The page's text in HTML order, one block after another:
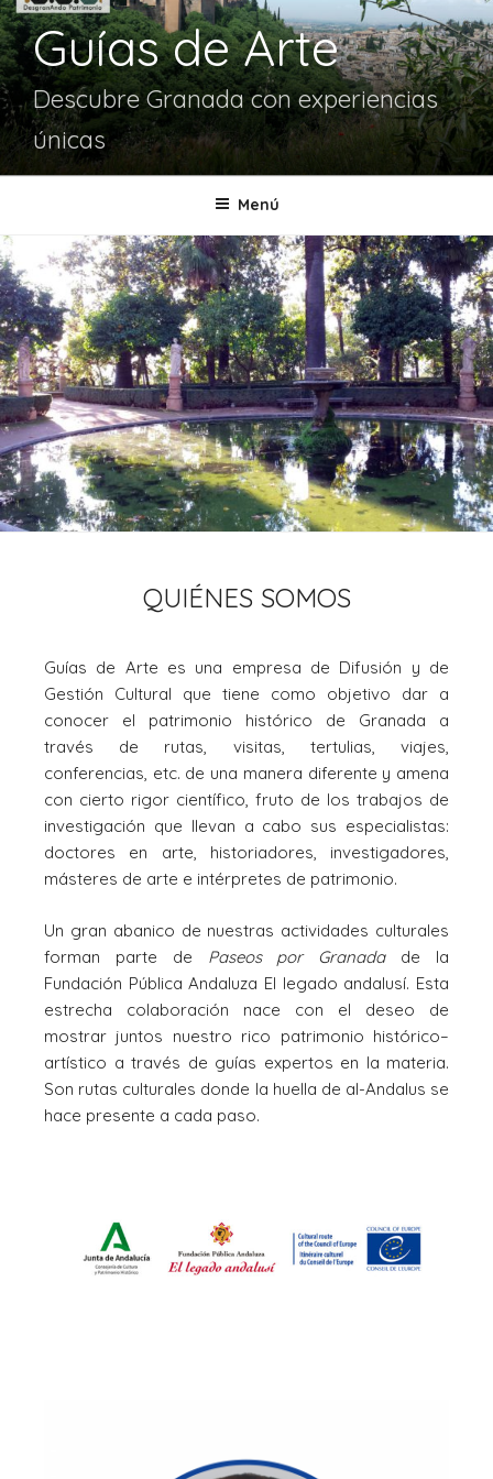
Guías de Arte
Descubre Granada con experiencias
únicas
Menú
QUIÉNES SOMOS
Guías de Arte es una empresa de Difusión y de
Gestión Cultural que tiene como objetivo dar a
conocer el patrimonio histórico de Granada a
través de rutas, visitas, tertulias, viajes,
conferencias, etc. de una manera diferente y amena
con cierto rigor científico, fruto de los trabajos de
investigación que llevan a cabo sus especialistas:
doctores en arte, historiadores, investigadores,
másteres de arte e intérpretes de patrimonio.
Un gran abanico de nuestras actividades culturales
forman parte de Paseos por Granadade la
Fundación Pública Andaluza El legado andalusí. Esta
estrecha colaboración nace con el deseo de
mostrar juntos nuestro rico patrimonio histórico–
artístico a través de guías expertos en la materia.
Son rutas culturales donde la huella de al-Andalus se
hace presente a cada paso.